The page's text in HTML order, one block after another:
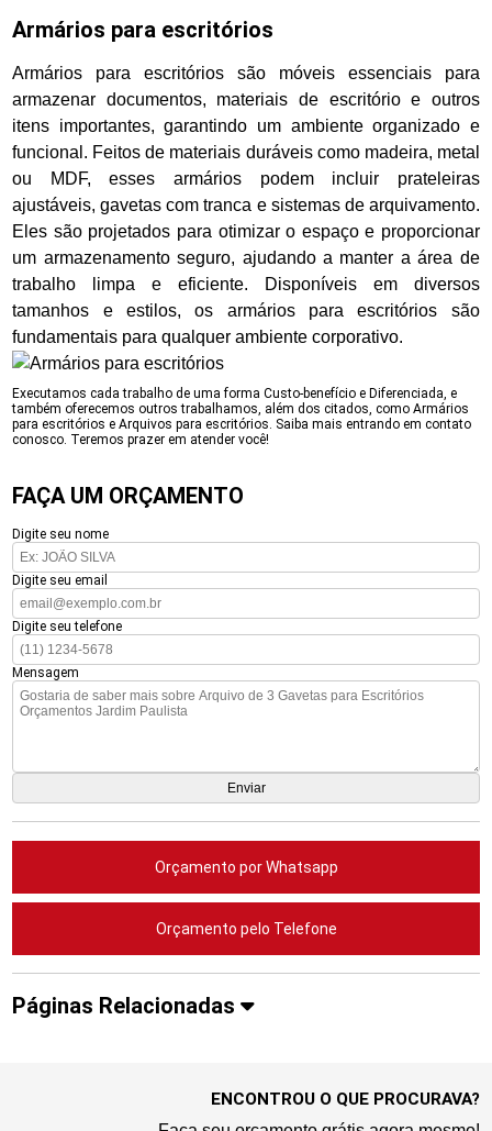
Armários para escritórios
Armários para escritórios são móveis essenciais para
armazenar documentos, materiais de escritório e outros
itens importantes, garantindo um ambiente organizado e
funcional. Feitos de materiais duráveis como madeira, metal
ou MDF, esses armários podem incluir prateleiras
ajustáveis, gavetas com tranca e sistemas de arquivamento.
Eles são projetados para otimizar o espaço e proporcionar
um armazenamento seguro, ajudando a manter a área de
trabalho limpa e eficiente. Disponíveis em diversos
tamanhos e estilos, os armários para escritórios são
fundamentais para qualquer ambiente corporativo.
Executamos cada trabalho de uma forma Custo-benefício e Diferenciada, e
também oferecemos outros trabalhamos, além dos citados, como Armários
para escritórios e Arquivos para escritórios. Saiba mais entrando em contato
conosco. Teremos prazer em atender você!
FAÇA UM ORÇAMENTO
Digite seu nome
Digite seu email
Digite seu telefone
Mensagem
Orçamento por Whatsapp
Orçamento pelo Telefone
Páginas Relacionadas
ENCONTROU O QUE PROCURAVA?